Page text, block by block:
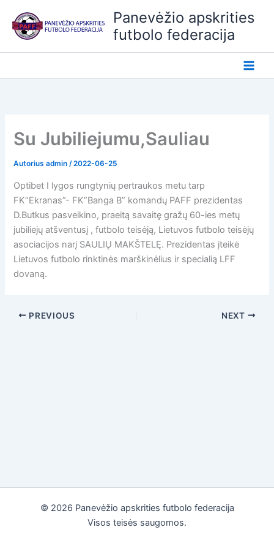
prie
turinio
Panevėžio apskrities
futbolo federacija
Su Jubiliejumu,Sauliau
Autorius admin/2022-06-25
Optibet I lygos rungtynių pertraukos metu tarp
FK”Ekranas”- FK”Banga B” komandų PAFF prezidentas
D.Butkus pasveikino, praeitą savaitę gražų 60-ies metų
jubiliejų atšventusį , futbolo teisėją, Lietuvos futbolo teisėjų
asociacijos narį SAULIŲ MAKŠTELĘ. Prezidentas įteikė
Lietuvos futbolo rinktinės marškinėlius ir specialią LFF
dovaną.
PREVIOUS NEXT
© 2026 Panevėžio apskrities futbolo federacija
Visos teisės saugomos.